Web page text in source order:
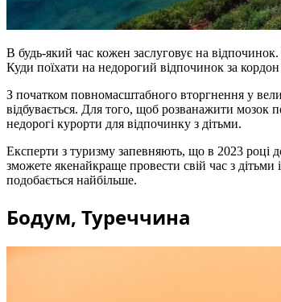
В будь-який час кожен заслуговує на
Куди поїхати на недорогий відпочинок за кордон
З початком повномасштабного вторгнення у
відбувається. Для того, щоб розванажити мозок
недорогі курорти для відпочинку з дітьми.
Експерти з туризму запевняють, що в 2023 році
зможете якенайкраще провести свій час з
подобається найбільше.
Бодум, Туреччина